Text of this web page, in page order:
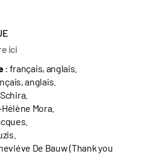
ici
: français, anglais.
anglais.
Mora.
De Bauw (Thank you